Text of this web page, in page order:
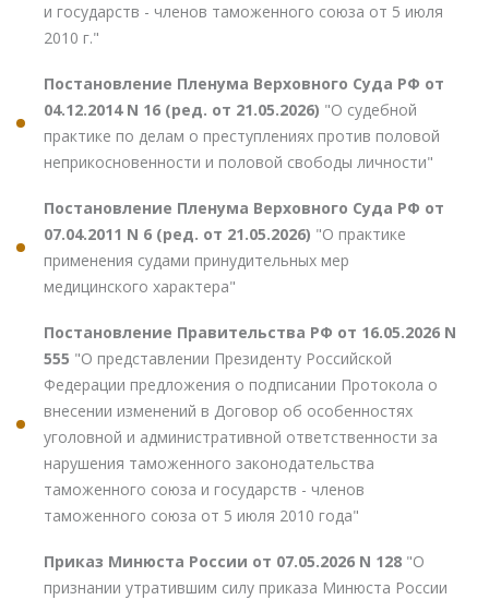
и государств - членов таможенного союза от 5 июля
2010 г."
Постановление Пленума Верховного Суда РФ от
04.12.2014 N 16 (ред. от 21.05.2026) "О судебной
практике по делам о преступлениях против половой
неприкосновенности и половой свободы личности"
Постановление Пленума Верховного Суда РФ от
07.04.2011 N 6 (ред. от 21.05.2026) "О практике
применения судами принудительных мер
медицинского характера"
Постановление Правительства РФ от 16.05.2026 N
555 "О представлении Президенту Российской
Федерации предложения о подписании Протокола о
внесении изменений в Договор об особенностях
уголовной и административной ответственности за
нарушения таможенного законодательства
таможенного союза и государств - членов
таможенного союза от 5 июля 2010 года"
Приказ Минюста России от 07.05.2026 N 128 "О
признании утратившим силу приказа Минюста России